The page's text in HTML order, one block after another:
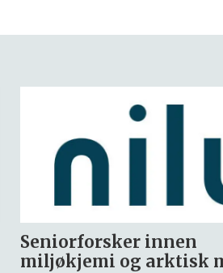
Forskning.no søker
nyhetsjournalist – fast